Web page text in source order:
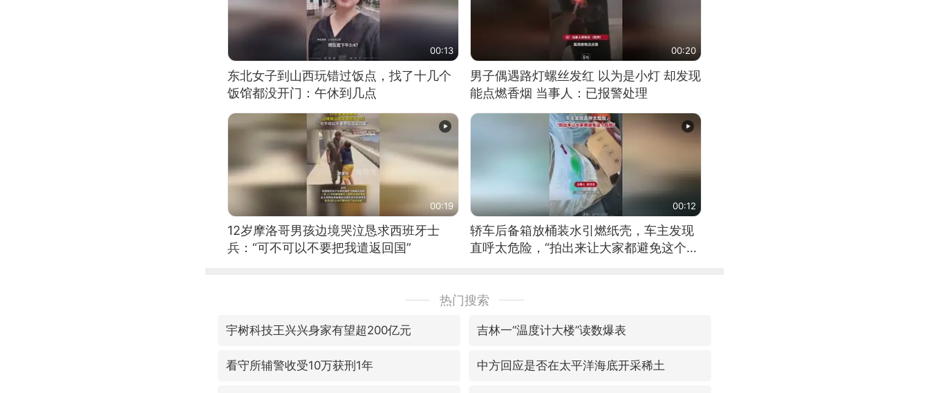
00:13
东北女子到山西玩错过饭点，找了十几个
饭馆都没开门：午休到几点
00:20
男子偶遇路灯螺丝发红 以为是小灯 却发现
能点燃香烟 当事人：已报警处理
00:19
12岁摩洛哥男孩边境哭泣恳求西班牙士
兵：“可不可以不要把我遣返回国”
00:12
轿车后备箱放桶装水引燃纸壳，车主发现
直呼太危险，“拍出来让大家都避免这个危
热门搜索
宇树科技王兴兴身家有望超200亿元 吉林一“温度计大楼”读数爆表
看守所辅警收受10万获刑1年 中方回应是否在太平洋海底开采稀土